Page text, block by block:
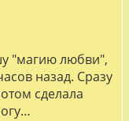
"магию любви",
назад. Сразу
сделала